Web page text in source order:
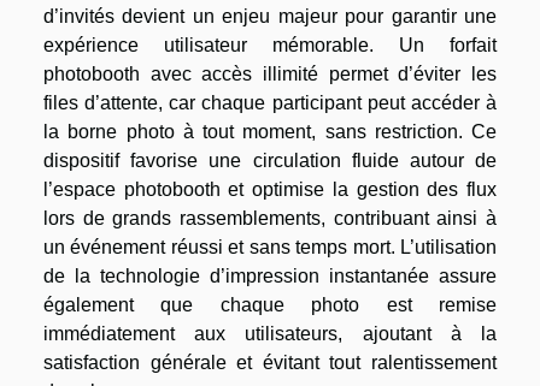
d’invités devient un enjeu majeur pour garantir une
expérience utilisateur mémorable. Un forfait
photobooth avec accès illimité permet d’éviter les
files d’attente, car chaque participant peut accéder à
la borne photo à tout moment, sans restriction. Ce
dispositif favorise une circulation fluide autour de
l’espace photobooth et optimise la gestion des flux
lors de grands rassemblements, contribuant ainsi à
un événement réussi et sans temps mort. L’utilisation
de la technologie d’impression instantanée assure
également que chaque photo est remise
immédiatement aux utilisateurs, ajoutant à la
satisfaction générale et évitant tout ralentissement